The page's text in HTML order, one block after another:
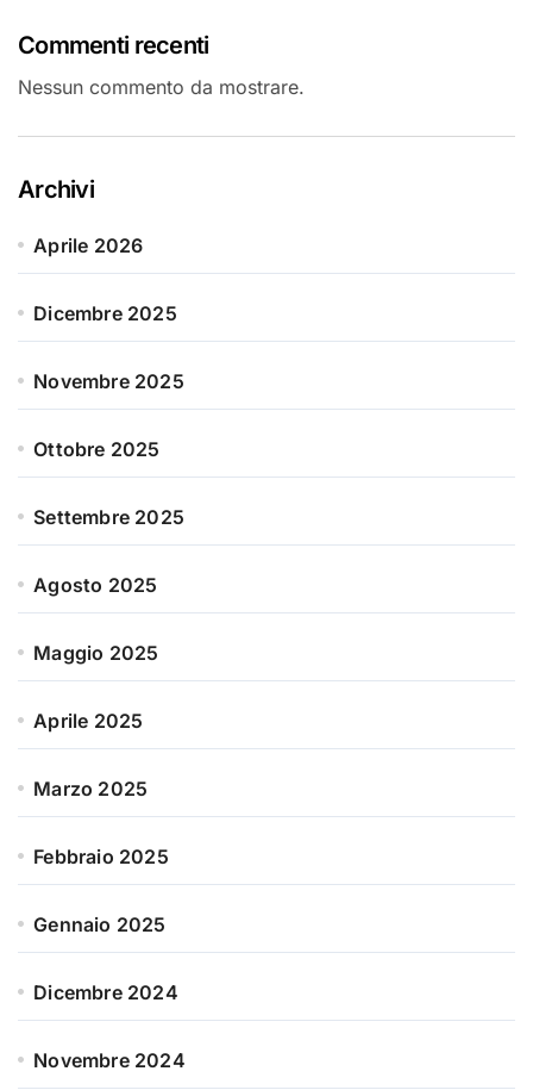
Commenti recenti
Nessun commento da mostrare.
Archivi
Aprile 2026
Dicembre 2025
Novembre 2025
Ottobre 2025
Settembre 2025
Agosto 2025
Maggio 2025
Aprile 2025
Marzo 2025
Febbraio 2025
Gennaio 2025
Dicembre 2024
Novembre 2024